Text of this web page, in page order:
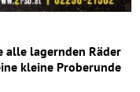
alle lagernden Räder
kleine Proberunde